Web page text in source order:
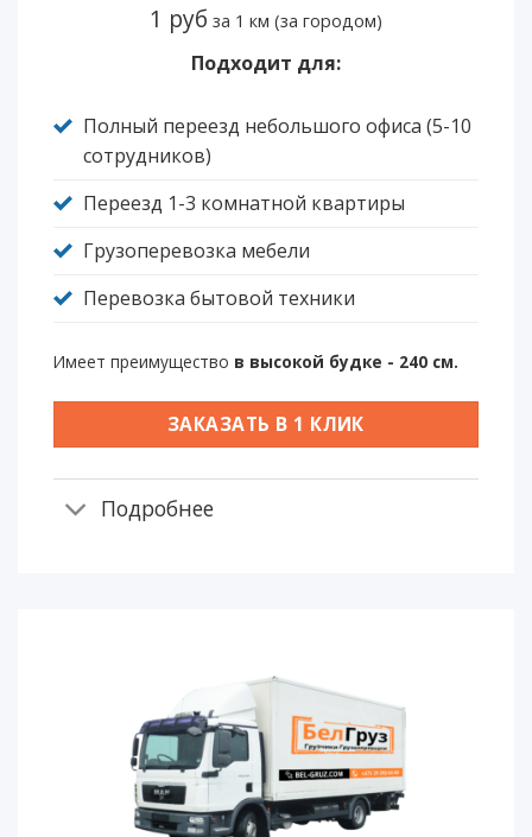
1 руб за 1 км (за городом)
Подходит для:
Полный переезд небольшого офиса (5-10
сотрудников)
Переезд 1-3 комнатной квартиры
Грузоперевозка мебели
Перевозка бытовой техники
Имеет преимущество в высокой будке - 240 см.
ЗАКАЗАТЬ В 1 КЛИК
Подробнее